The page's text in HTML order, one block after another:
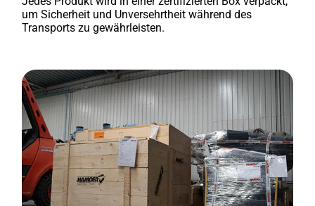
um Sicherheit und Unversehrtheit während des
Transports zu gewährleisten.